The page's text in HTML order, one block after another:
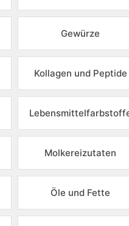
Gewürze
Kollagen und Peptide
Molkereizutaten
Öle und Fette